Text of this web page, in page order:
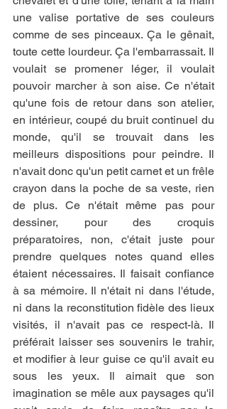
une valise portative de ses couleurs
comme de ses pinceaux. Ça le gênait,
toute cette lourdeur. Ça l'embarrassait. Il
voulait se promener léger, il voulait
pouvoir marcher à son aise. Ce n'était
qu'une fois de retour dans son atelier,
en intérieur, coupé du bruit continuel du
monde, qu'il se trouvait dans les
meilleurs dispositions pour peindre. Il
n'avait donc qu'un petit carnet et un frêle
crayon dans la poche de sa veste, rien
de plus. Ce n'était même pas pour
dessiner, pour des croquis
préparatoires, non, c'était juste pour
prendre quelques notes quand elles
étaient nécessaires. Il faisait confiance
à sa mémoire. Il n'était ni dans l'étude,
ni dans la reconstitution fidèle des lieux
visités, il n'avait pas ce respect-là. Il
préférait laisser ses souvenirs le trahir,
et modifier à leur guise ce qu'il avait eu
sous les yeux. Il aimait que son
imagination se mêle aux paysages qu'il